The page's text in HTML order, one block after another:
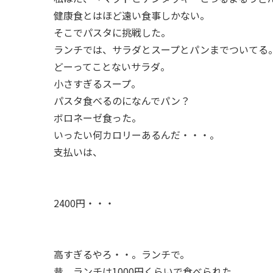
健康食とはほど遠い食事しかない。
そこでパスタに挑戦した。
ランチでは、サラダとスープとパンまでついてる
どーってことないサラダ。
小さすぎるスープ。
パスタ食べるのになんでパン？
ボロネーゼ食った。
いったい何カロリーあるんだ・・・。
支払いは、
2400円・・・
高すぎるやろ・・。ランチで。